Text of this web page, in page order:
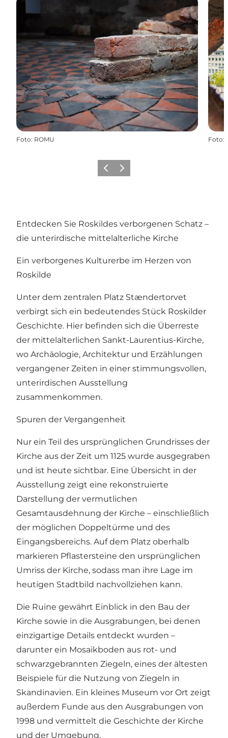
Foto: ROMU Foto:
Vorherige Folie
Nächste Folie
Entdecken Sie Roskildes verborgenen Schatz –
die unterirdische mittelalterliche Kirche
Ein verborgenes Kulturerbe im Herzen von
Roskilde
Unter dem zentralen Platz Stændertorvet
verbirgt sich ein bedeutendes Stück Roskilder
Geschichte. Hier befinden sich die Überreste
der mittelalterlichen Sankt-Laurentius-Kirche,
wo Archäologie, Architektur und Erzählungen
vergangener Zeiten in einer stimmungsvollen,
unterirdischen Ausstellung
zusammenkommen.
Spuren der Vergangenheit
Nur ein Teil des ursprünglichen Grundrisses der
Kirche aus der Zeit um 1125 wurde ausgegraben
und ist heute sichtbar. Eine Übersicht in der
Ausstellung zeigt eine rekonstruierte
Darstellung der vermutlichen
Gesamtausdehnung der Kirche – einschließlich
der möglichen Doppeltürme und des
Eingangsbereichs. Auf dem Platz oberhalb
markieren Pflastersteine den ursprünglichen
Umriss der Kirche, sodass man ihre Lage im
heutigen Stadtbild nachvollziehen kann.
Die Ruine gewährt Einblick in den Bau der
Kirche sowie in die Ausgrabungen, bei denen
einzigartige Details entdeckt wurden –
darunter ein Mosaikboden aus rot- und
schwarzgebrannten Ziegeln, eines der ältesten
Beispiele für die Nutzung von Ziegeln in
Skandinavien. Ein kleines Museum vor Ort zeigt
außerdem Funde aus den Ausgrabungen von
1998 und vermittelt die Geschichte der Kirche
und der Umgebung.